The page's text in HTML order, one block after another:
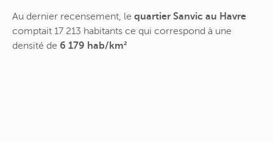
Au dernier recensement, le quartier Sanvic au Havre
comptait 17 213 habitants ce qui correspond à une
densité de 6 179 hab/km²